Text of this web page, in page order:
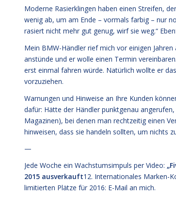
Moderne Rasierklingen haben einen Streifen,
wenig ab, um am Ende – vormals farbig – nur
rasiert nicht mehr gut genug, wirf sie weg.“
Mein BMW-Händler rief mich vor einigen
anstünde und er wolle einen Termin
erst einmal fahren würde. Natürlich wollte er
vorzuziehen.
Warnungen und Hinweise an Ihre Kunden
dafür: Hätte der Händler punktgenau
Magazinen), bei denen man rechtzeitig einen
hinweisen, dass sie handeln sollten, um nichts
—
Jede Woche ein Wachstumsimpuls per Video:
2015 ausverkauft12. Internationales Marken-
limitierten Plätze für 2016: E-Mail an mich.